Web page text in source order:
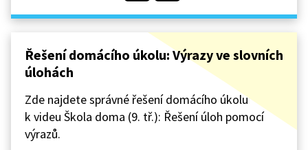
Řešení domácího úkolu: Výrazy ve slovních
úlohách
Zde najdete správné řešení domácího úkolu
k videu Škola doma (9. tř.): Řešení úloh pomocí
výrazů.